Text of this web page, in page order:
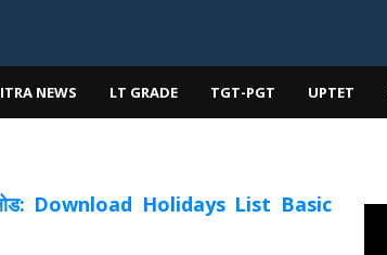
NEWS LT GRADE TGT-PGT UPTET
Download Holidays List Basic